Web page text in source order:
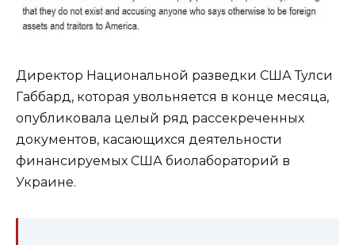
Директор Национальной разведки США Тулси
Габбард, которая увольняется в конце месяца,
опубликовала целый ряд рассекреченных
документов, касающихся деятельности
финансируемых США биолабораторий в
Украине.